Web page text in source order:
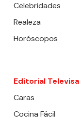
Celebridades
Realeza
Horóscopos
Editorial Televisa
Caras
Cocina Fácil